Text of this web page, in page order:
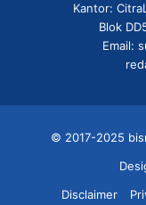
Kantor:
Blok
Email:
© 2017-2025
Disclaimer